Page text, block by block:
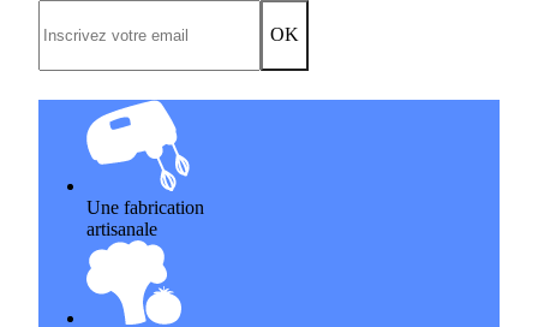
OK
Une fabrication
artisanale